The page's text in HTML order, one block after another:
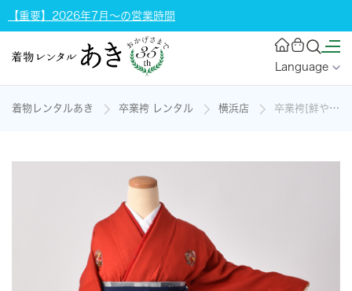
【重要】2026年7月～の営業時間
Language
着物レンタルあき 卒業袴 レンタル 横浜店 卒業袴[鮮やかな赤地に刺繍]の着物レンタル